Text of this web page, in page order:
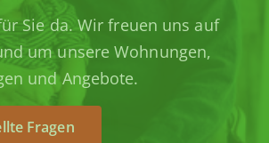
Sie da. Wir freuen uns auf
um unsere Wohnungen,
und Angebote.
Fragen